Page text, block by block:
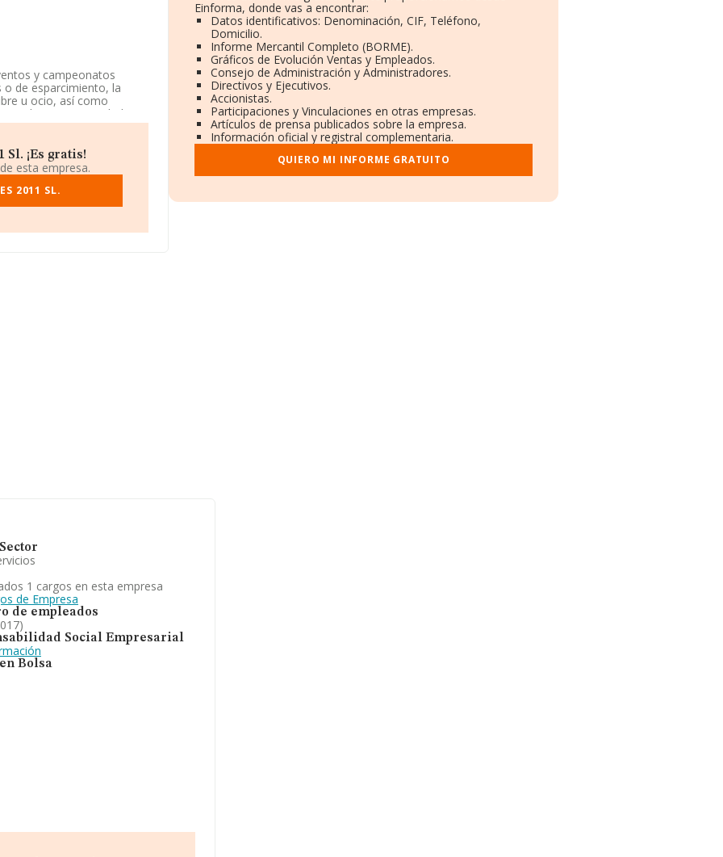
y campeonatos
o de esparcimiento, la
u ocio, así como
como Sociedad
código 9319. La
información disponible en
la media de sector.
su domicilio social
¡Es gratis!
esta empresa.
2011 SL.
Einforma, donde vas a encontrar:
Datos identificativos: Denominación, CIF, Teléfono,
Domicilio.
Informe Mercantil Completo (BORME).
Gráficos de Evolución Ventas y Empleados.
Consejo de Administración y Administradores.
Directivos y Ejecutivos.
Accionistas.
Participaciones y Vinculaciones en otras empresas.
Artículos de prensa publicados sobre la empresa.
Información oficial y registral complementaria.
QUIERO MI INFORME GRATUITO
1 cargos en esta empresa
de Empresa
de empleados
Social Empresarial
Bolsa